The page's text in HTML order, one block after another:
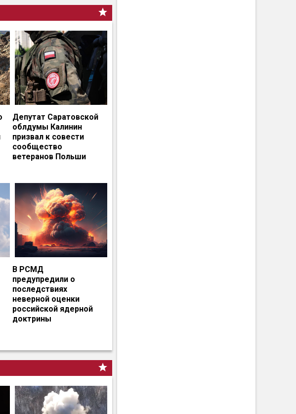
Депутат Саратовской
облдумы Калинин
призвал к совести
сообщество
ветеранов Польши
В РСМД
предупредили о
последствиях
неверной оценки
российской ядерной
доктрины